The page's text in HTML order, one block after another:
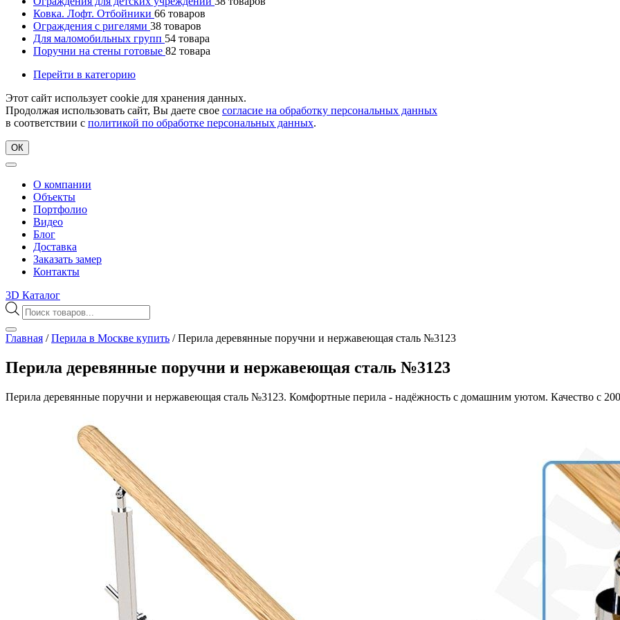
Ковка. Лофт. Отбойники 66 товаров
Ограждения с ригелями 38 товаров
Для маломобильных групп 54 товара
Поручни на стены готовые 82 товара
Перейти в категорию
Этот сайт использует cookie для хранения данных.
Продолжая использовать сайт, Вы даете свое согласие на обработку персональных данных
в соответствии с политикой по обработке персональных данных.
ОК
О компании
Объекты
Портфолио
Видео
Блог
Доставка
Заказать замер
Контакты
3D Каталог
Поиск
товаров
Главная /Перила в Москве купить /Перила деревянные поручни и нержавеющая сталь №3123
Перила деревянные поручни и нержавеющая сталь №3123
Перила деревянные поручни и нержавеющая сталь №3123. Комфортные перила - надёжность с домашним уютом. Качество с